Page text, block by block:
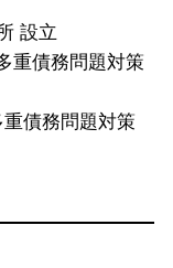
相談 愛
設立
重債務問題対策
債務問題対策